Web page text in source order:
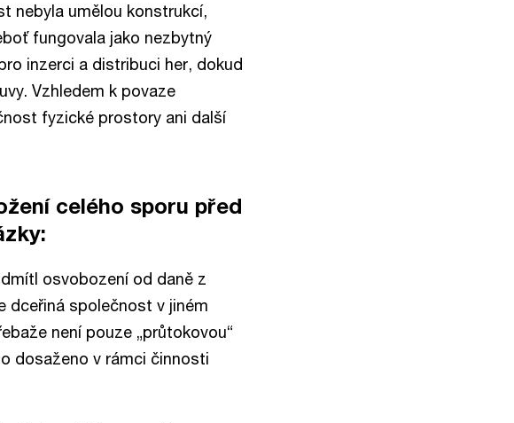
nebyla umělou konstrukcí,
fungovala jako nezbytný
inzerci a distribuci her, dokud
Vzhledem k povaze
fyzické prostory ani další
celého sporu před
osvobození od daně z
dceřiná společnost v jiném
není pouze „průtokovou“
dosaženo v rámci činnosti